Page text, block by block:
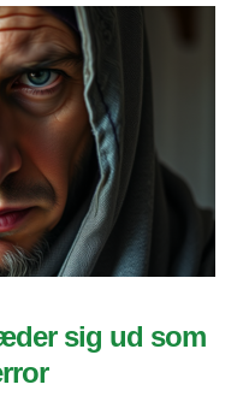
sig ud som